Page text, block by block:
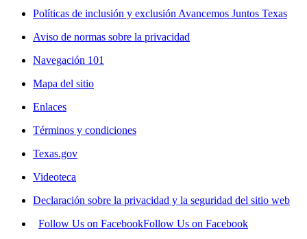
Políticas de inclusión y exclusión Avancemos Juntos Texas
Aviso de normas sobre la privacidad
Navegación 101
Mapa del sitio
Enlaces
Términos y condiciones
Texas.gov
Videoteca
Declaración sobre la privacidad y la seguridad del sitio web
Follow Us on FacebookFollow Us on Facebook